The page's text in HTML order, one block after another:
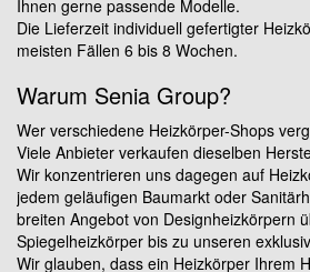
Ihnen gerne passende Modelle.
Die Lieferzeit individuell gefertigter
meisten Fällen 6 bis 8 Wochen.
Warum Senia Group?
Wer verschiedene Heizkörper-Shops
Viele Anbieter verkaufen dieselben
Wir konzentrieren uns dagegen auf
jedem geläufigen Baumarkt oder
breiten Angebot von Designheizkörpern
Spiegelheizkörper bis zu unseren
Wir glauben, dass ein Heizkörper Ihrem